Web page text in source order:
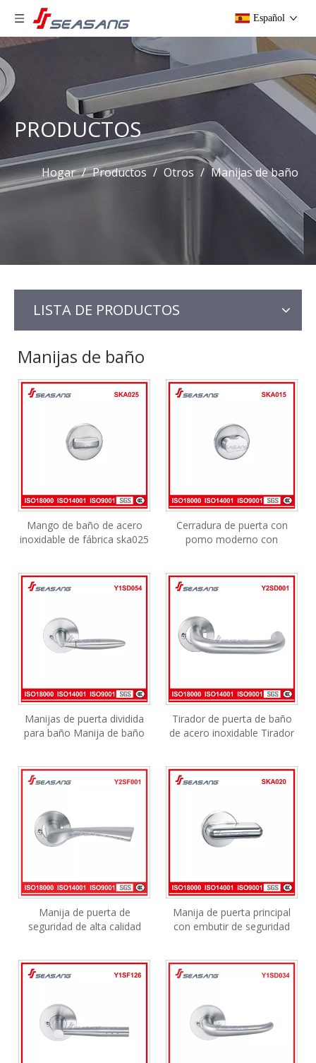
Español
PRODUCTOS
Hogar / Productos / Otros / Manijas de baño
LISTA DE PRODUCTOS
Manijas de baño
Mango de baño de acero
inoxidable de fábrica ska025
Cerradura de puerta con
pomo moderno con
Manijas de puerta dividida
para baño Manija de baño
madera
Tirador de puerta de baño
de acero inoxidable Tirador
Manija de puerta de
seguridad de alta calidad
de baño de acero inoxidable
Manija de puerta principal
con embutir de seguridad